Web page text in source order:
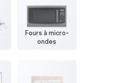
Fours à micro-
ondes